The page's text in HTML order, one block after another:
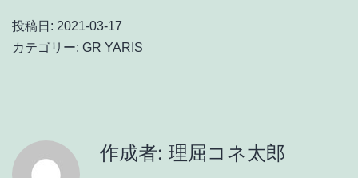
投稿日: 2021-03-17
カテゴリー: GR YARIS
作成者: 理屈コネ太郎